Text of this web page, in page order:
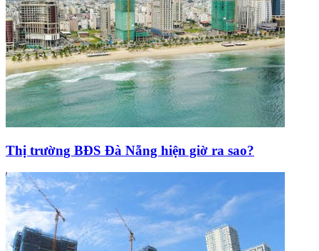
Thị trường BĐS Đà Nẵng hiện giờ ra sao?